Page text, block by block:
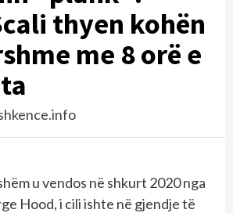
thyen kohën
me 8 orë e
u vendos në shkurt 2020 nga
Hood, i cili ishte në gjendje të